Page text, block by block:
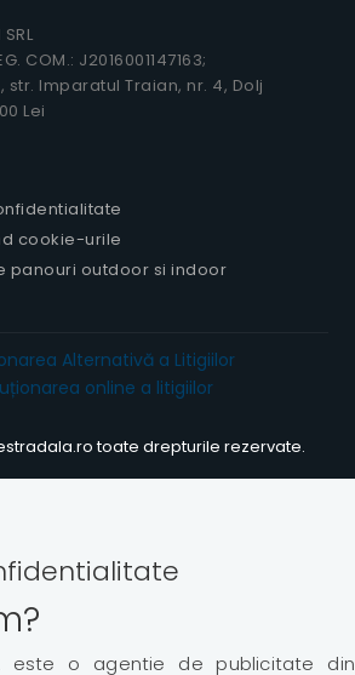
COM.: J2016001147163;
Imparatul Traian, nr. 4, Dolj
Lei
cookie-urile
panouri outdoor si indoor
toate drepturile rezervate.
este o agentie de publicitate din